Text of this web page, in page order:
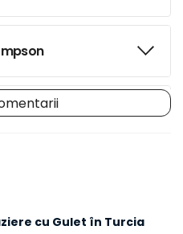
cu Gulet în Turcia